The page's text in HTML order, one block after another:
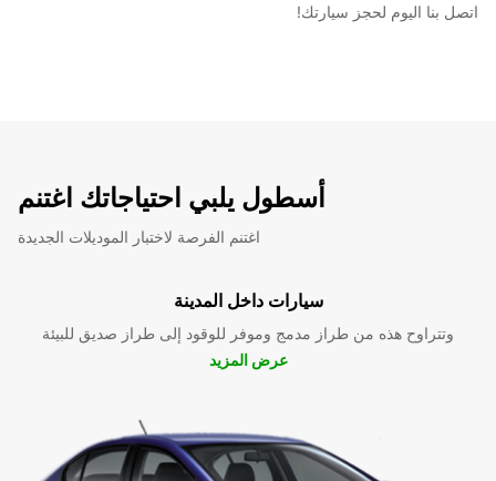
اتصل بنا اليوم لحجز سيارتك!
أسطول يلبي احتياجاتك اغتنم
اغتنم الفرصة لاختبار الموديلات الجديدة
سيارات داخل المدينة
وتتراوح هذه من طراز مدمج وموفر للوقود إلى طراز صديق للبيئة
عرض المزيد